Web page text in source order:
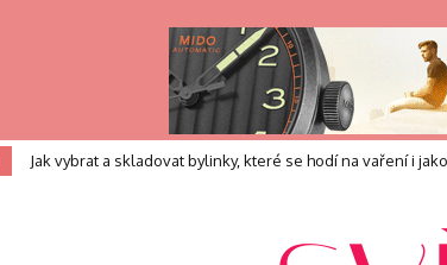
Profesní zkouška pro kouče: Co přesně přináší?